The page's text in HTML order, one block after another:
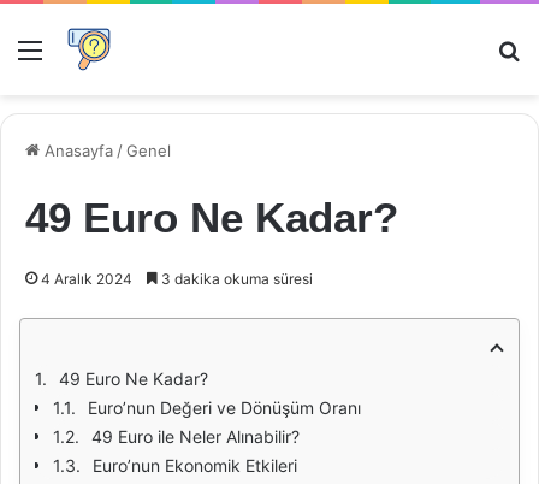
Menü
Anasayfa /Genel
49 Euro Ne Kadar?
4 Aralık 2024 3 dakika okuma süresi
49 Euro Ne Kadar?
Euro’nun Değeri ve Dönüşüm Oranı
49 Euro ile Neler Alınabilir?
Euro’nun Ekonomik Etkileri